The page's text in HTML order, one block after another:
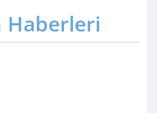
Haberleri